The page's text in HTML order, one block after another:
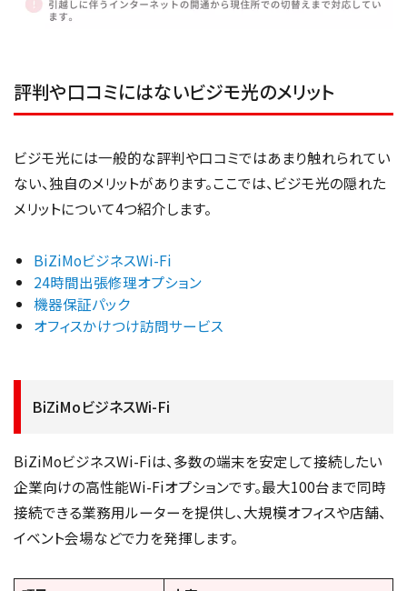
評判や口コミにはないビジモ光のメリット
ビジモ光には一般的な評判や口コミではあまり触れられてい
ない、独自のメリットがあります。ここでは、ビジモ光の隠れた
メリットについて4つ紹介します。
BiZiMoビジネスWi-Fi
24時間出張修理オプション
機器保証パック
オフィスかけつけ訪問サービス
BiZiMoビジネスWi-Fi
BiZiMoビジネスWi-Fiは、多数の端末を安定して接続したい
企業向けの高性能Wi-Fiオプションです。最大100台まで同時
接続できる業務用ルーターを提供し、大規模オフィスや店舗、
イベント会場などで力を発揮します。